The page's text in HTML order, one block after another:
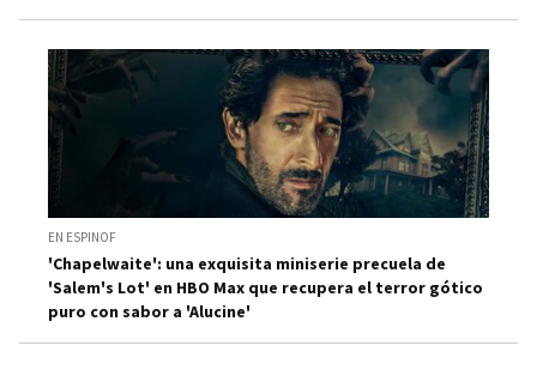
EN ESPINOF
'Chapelwaite': una exquisita miniserie precuela de
'Salem's Lot' en HBO Max que recupera el terror gótico
puro con sabor a 'Alucine'